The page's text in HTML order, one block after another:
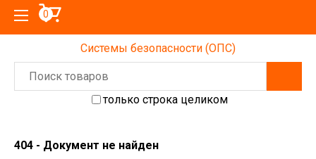
0
Системы безопасности (ОПС)
только строка целиком
404 - Документ не найден